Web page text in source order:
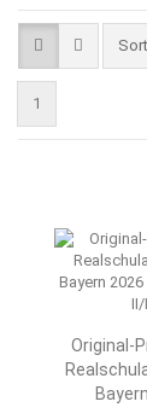
1
Original-